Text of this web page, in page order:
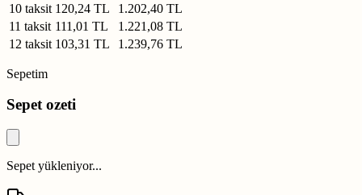
10 taksit 120,24 TL
1.202,40 TL
11 taksit 111,01 TL
1.221,08 TL
12 taksit 103,31 TL 1.239,76 TL
Sepetim
Sepet ozeti
Sepet yükleniyor...